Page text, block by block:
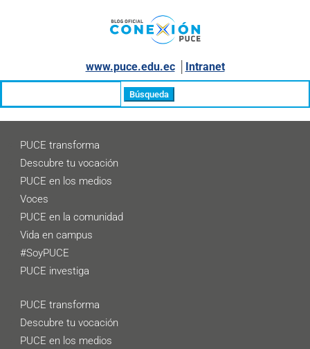
www.puce.edu.ec│ Intranet
PUCE transforma
Descubre tu vocación
PUCE en los medios
Voces
PUCE en la comunidad
Vida en campus
#SoyPUCE
PUCE investiga
PUCE transforma
Descubre tu vocación
PUCE en los medios